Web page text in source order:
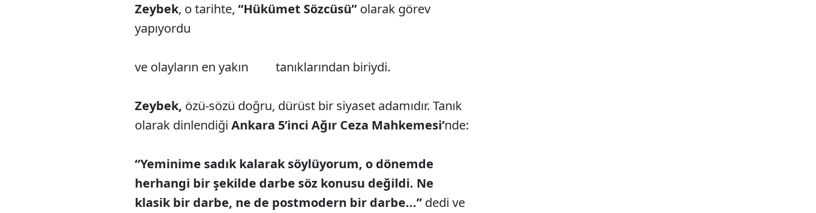
Zeybek, o tarihte, “Hükümet Sözcüsü”olarak görev
yapıyordu
ve olayların en yakın tanıklarından biriydi.
Zeybek, özü-sözü doğru, dürüst bir siyaset adamıdır. Tanık
olarak dinlendiği Ankara 5’inci Ağır Ceza Mahkemesi’nde:
“Yeminime sadık kalarak söylüyorum, o dönemde
herhangi bir şekilde darbe söz konusu değildi. Ne
klasik bir darbe, ne de postmodern bir darbe...” dedi ve